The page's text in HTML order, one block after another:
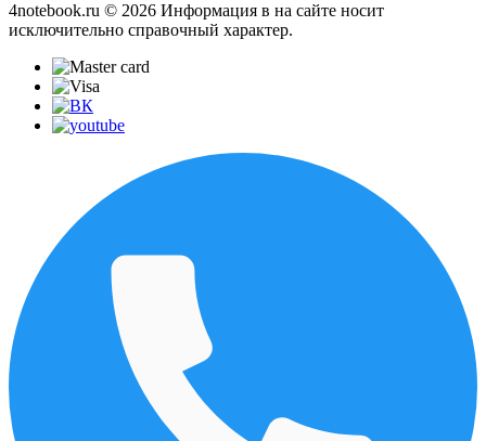
4notebook.ru © 2026 Информация в на сайте носит
исключительно справочный характер.